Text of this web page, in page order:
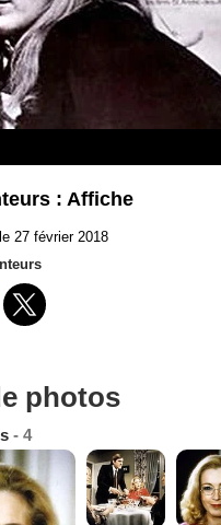
: Affiche
27 février 2018
photos
- 4